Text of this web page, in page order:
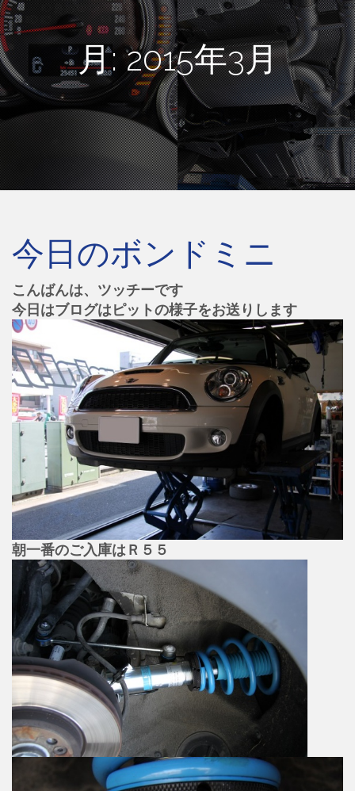
月:2015年3月
今日のボンドミニ
こんばんは、ツッチーです
今日はブログはピットの様子をお送りします
朝一番のご入庫はＲ５５